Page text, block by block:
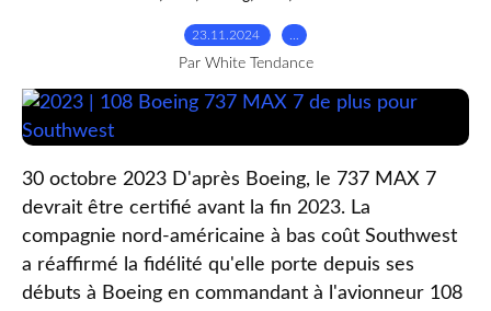
23.11.2024
Par White Tendance
30 octobre 2023 D'après Boeing, le 737 MAX 7
devrait être certifié avant la fin 2023. La
compagnie nord-américaine à bas coût Southwest
a réaffirmé la fidélité qu'elle porte depuis ses
débuts à Boeing en commandant à l'avionneur 108